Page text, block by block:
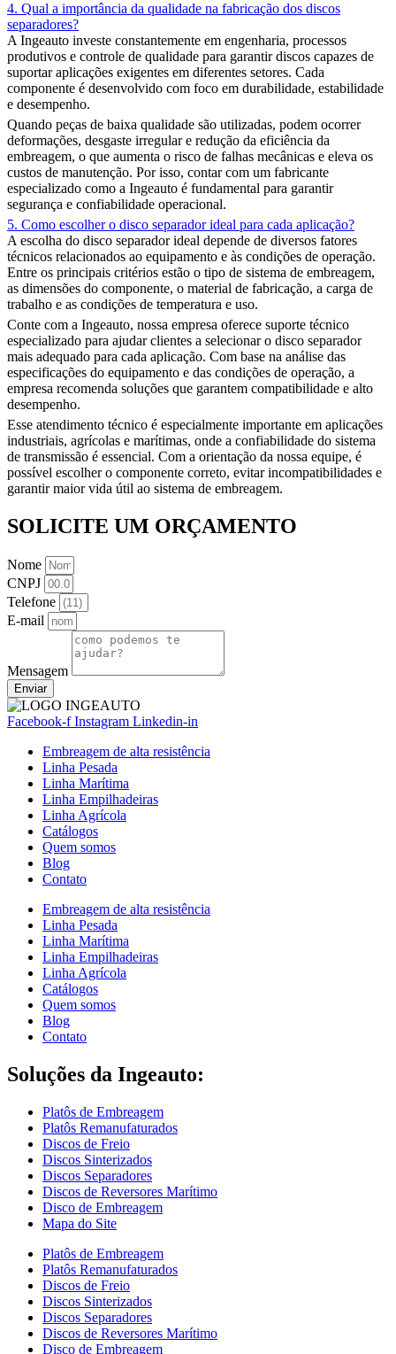
4. Qual a importância da qualidade na fabricação dos discos
separadores?
A Ingeauto investe constantemente em engenharia, processos
produtivos e controle de qualidade para garantir discos capazes de
suportar aplicações exigentes em diferentes setores. Cada
componente é desenvolvido com foco em durabilidade, estabilidade
e desempenho.
Quando peças de baixa qualidade são utilizadas, podem ocorrer
deformações, desgaste irregular e redução da eficiência da
embreagem, o que aumenta o risco de falhas mecânicas e eleva os
custos de manutenção. Por isso, contar com um fabricante
especializado como a Ingeauto é fundamental para garantir
segurança e confiabilidade operacional.
5. Como escolher o disco separador ideal para cada aplicação?
A escolha do disco separador ideal depende de diversos fatores
técnicos relacionados ao equipamento e às condições de operação.
Entre os principais critérios estão o tipo de sistema de embreagem,
as dimensões do componente, o material de fabricação, a carga de
trabalho e as condições de temperatura e uso.
Conte com a Ingeauto, nossa empresa oferece suporte técnico
especializado para ajudar clientes a selecionar o disco separador
mais adequado para cada aplicação. Com base na análise das
especificações do equipamento e das condições de operação, a
empresa recomenda soluções que garantem compatibilidade e alto
desempenho.
Esse atendimento técnico é especialmente importante em aplicações
industriais, agrícolas e marítimas, onde a confiabilidade do sistema
de transmissão é essencial. Com a orientação da nossa equipe, é
possível escolher o componente correto, evitar incompatibilidades e
garantir maior vida útil ao sistema de embreagem.
SOLICITE UM ORÇAMENTO
Nome
CNPJ
Telefone
E-mail
Mensagem
Enviar
Facebook-f Instagram Linkedin-in
Embreagem de alta resistência
Linha Pesada
Linha Marítima
Linha Empilhadeiras
Linha Agrícola
Catálogos
Quem somos
Blog
Contato
Embreagem de alta resistência
Linha Pesada
Linha Marítima
Linha Empilhadeiras
Linha Agrícola
Catálogos
Quem somos
Blog
Contato
Soluções da Ingeauto:
Platôs de Embreagem
Platôs Remanufaturados
Discos de Freio
Discos Sinterizados
Discos Separadores
Discos de Reversores Marítimo
Disco de Embreagem
Mapa do Site
Platôs de Embreagem
Platôs Remanufaturados
Discos de Freio
Discos Sinterizados
Discos Separadores
Discos de Reversores Marítimo
Disco de Embreagem